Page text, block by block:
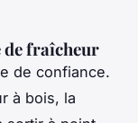
de fraîcheur
de confiance.
à bois, la